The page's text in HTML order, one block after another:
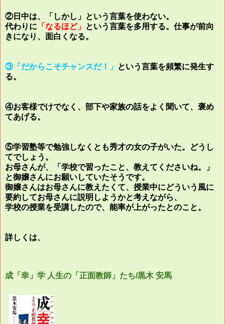
②日中は、「しかし」という言葉を使わない。
代わりに 「なるほど」 という言葉を多用する。仕事が前向
きになり、面白くなる。
③「だからこそチャンスだ！」 という言葉を頻繁に発生す
る。
④お客様でけでなく、部下や家族の話をよく聞いて、褒め
てあげる。
⑤学習塾等で勉強しなくとも秀才の女の子がいた。どうし
てでしょう。
お母さんが、「学校で習ったこと、教えてくださいね。」
と御嬢さんにお願いしていたそうです。
御嬢さんはお母さんに教えたくて、授業中にどういう風に
要約してお母さんに説明しようかと考えながら、
学校の授業を受講したので、能率が上がったとのこと。
詳しくは、
成「幸」学 人生の「正面教師」たち/黒木 安馬